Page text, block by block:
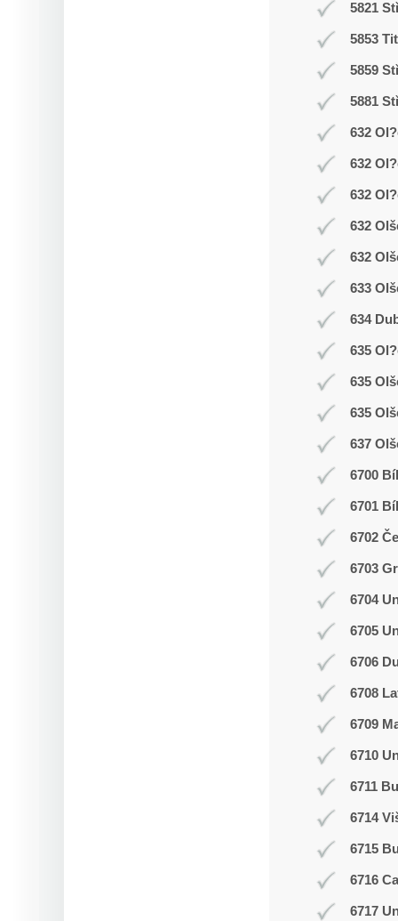
5821
5853
5859
5881
632
632
632
632
632
633
634
635
635
635
637
6700
6701
6702
6703
6704
6705
6706
6708
6709
6710
6711
6714
6715
6716
6717